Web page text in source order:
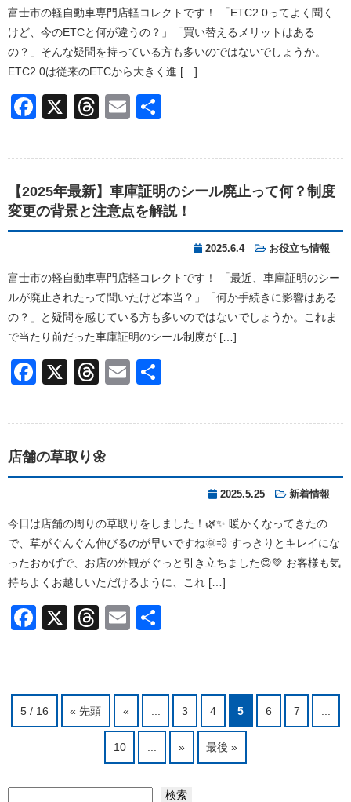
富士市の軽自動車専門店軽コレクトです！ 「ETC2.0ってよく聞く
けど、今のETCと何が違うの？」「買い替えるメリットはある
の？」そんな疑問を持っている方も多いのではないでしょうか。
ETC2.0は従来のETCから大きく進 […]
Facebook
X Threads
Email
【2025年最新】車庫証明のシール廃止って何？制度
変更の背景と注意点を解説！
2025.6.4 お役立ち情報
富士市の軽自動車専門店軽コレクトです！ 「最近、車庫証明のシー
ルが廃止されたって聞いたけど本当？」「何か手続きに影響はある
の？」と疑問を感じている方も多いのではないでしょうか。これま
で当たり前だった車庫証明のシール制度が […]
Facebook
X Threads
Email
店舗の草取り🌼
2025.5.25 新着情報
今日は店舗の周りの草取りをしました！🌿✨ 暖かくなってきたの
で、草がぐんぐん伸びるのが早いですね🌞💨 すっきりとキレイにな
ったおかげで、お店の外観がぐっと引き立ちました😊💚 お客様も気
持ちよくお越しいただけるように、これ […]
Facebook
X Threads
Email
5 / 16 « 先頭 « 3 4 5 6 7
10 » 最後 »
検索